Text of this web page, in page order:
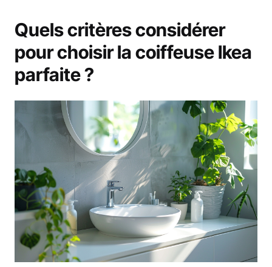
Quels critères considérer
pour choisir la coiffeuse Ikea
parfaite ?